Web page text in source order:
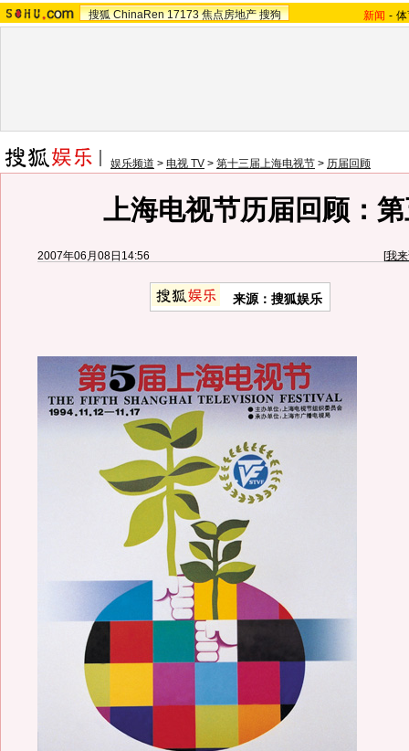
搜狐 ChinaRen 17173 焦点房地产 搜狗 新闻 -
娱乐频道 > 电视 TV > 第十三届上海电视节 > 历届回顾
上海电视节历届回顾：
2007年06月08日14:56 [我
来源：搜狐娱乐